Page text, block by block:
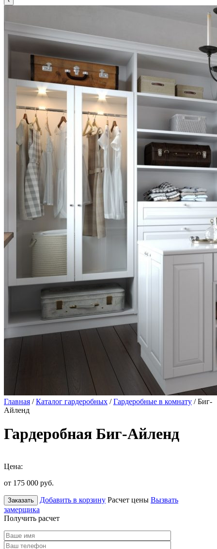
Главная /Каталог гардеробных /Гардеробные в комнату / Биг-
Айленд
Гардеробная Биг-Айленд
Цена:
от 175 000 руб.
Заказать Добавить в корзину Расчет цены Вызвать
замерщика
Получить расчет